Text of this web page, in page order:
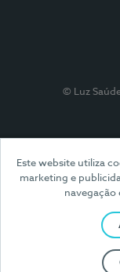
Este website utiliza
marketing e
navegação
© Luz